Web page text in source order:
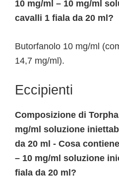
10 mg/ml – 10 mg/ml
cavalli 1 fiala da 20 ml?
Butorfanolo 10 mg/ml
14,7 mg/ml).
Eccipienti
Composizione di
mg/ml soluzione
da 20 ml - Cosa
– 10 mg/ml soluzione
fiala da 20 ml?